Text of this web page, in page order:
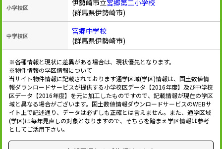
小学校区 伊勢崎市立宮郷第二小学校
(群馬県伊勢崎市)
中学校区
宮郷中学校
(群馬県伊勢崎市)
※各種情報と現状に差異がある場合は、現状優先となります。
※物件情報の学区情報について
当サイト物件情報に記載されております通学区域(学区)情報は、国土数値情
報ダウンロードサービスが提供する小学校区データ【2016年度】及び中学校
区データ【2016年度】を元に加工したものですので、記載情報が現在の学区
域と異なる場合がございます。国土数値情報ダウンロードサービスのWEBサ
イト上で記述通り、データは必ずしも正確とは言えません。また、通学区域
(学区)は毎年見直しの対象となりますので、そちらを踏まえ学区情報は参考
としてご活用下さい。